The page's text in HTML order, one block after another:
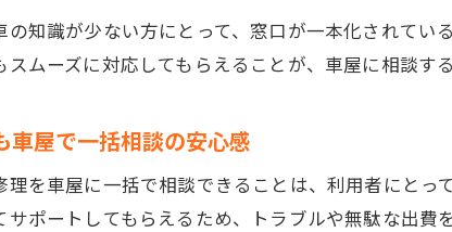
車屋で中古
車屋に相談す
損保保険活
鈑金修理も車
の知識が少ない方にとって、窓口が一本化されて
ムーズに対応してもらえることが、車屋に相談す
車屋で一括相談の安心感
理を車屋に一括で相談できることは、利用者にと
ポートしてもらえるため、トラブルや無駄な出費